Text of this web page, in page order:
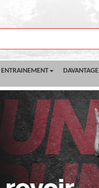
ENTRAINEMENT DAVANTAGE